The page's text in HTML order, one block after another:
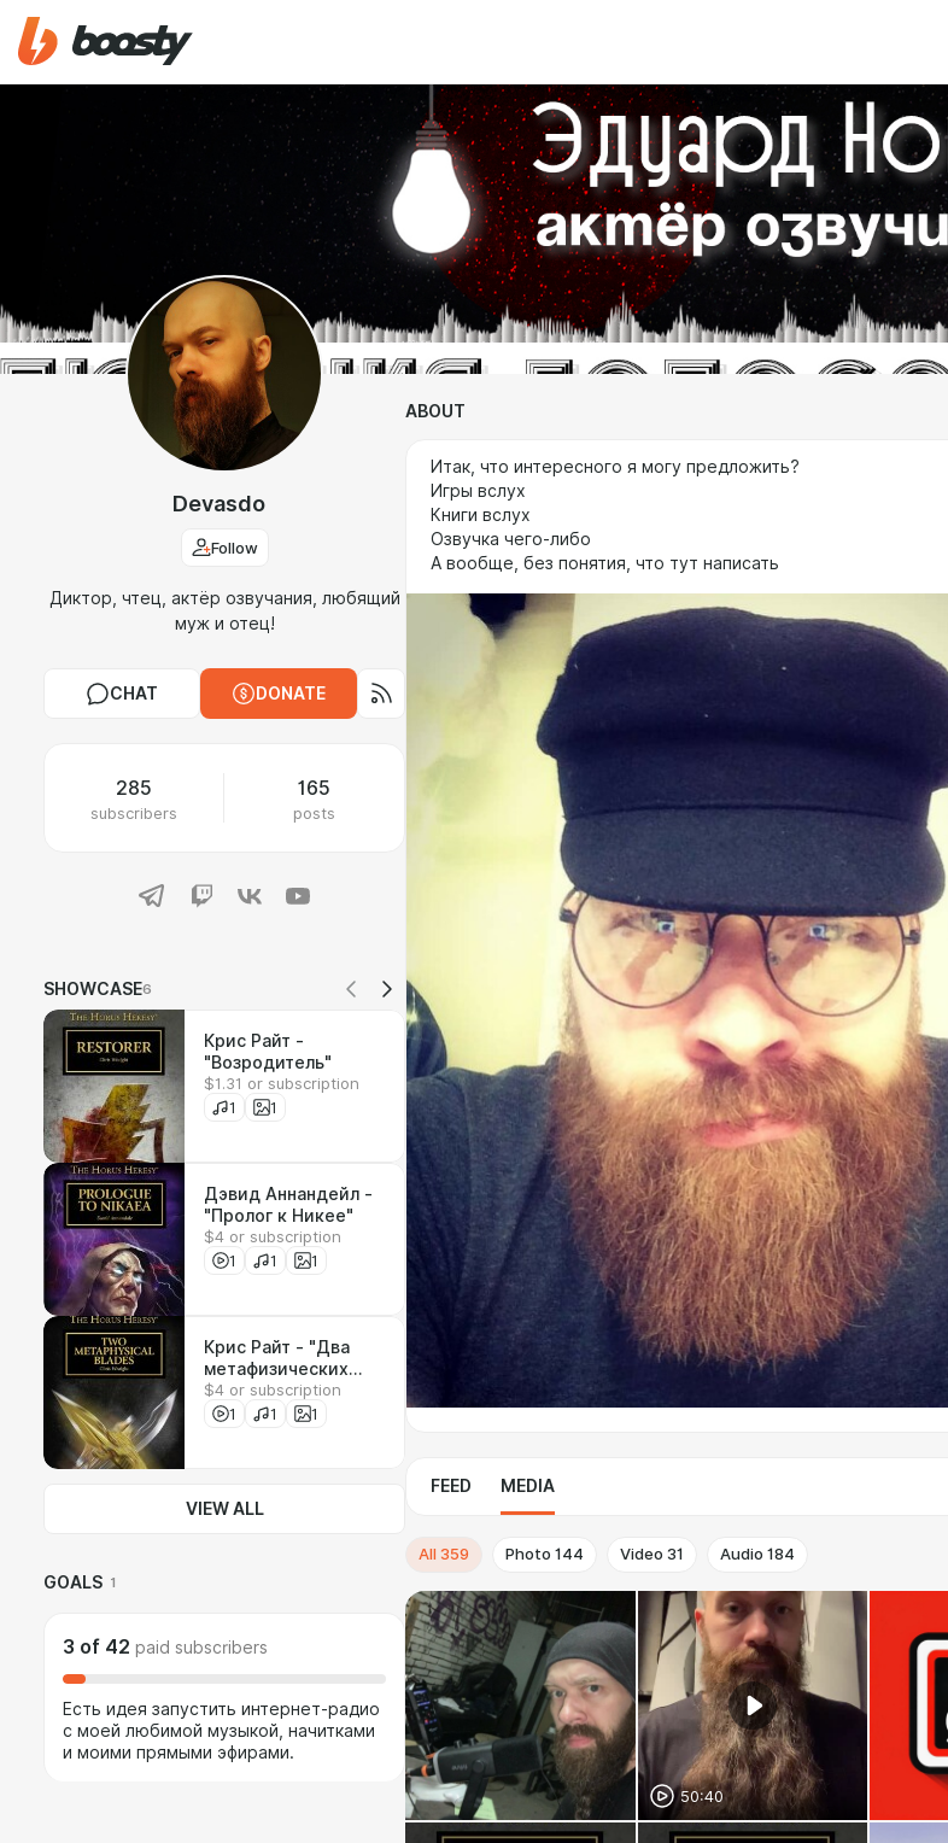
Devasdo
Follow
Диктор, чтец, актёр озвучания, любящий
муж и отец!
CHAT DONATE
285
subscribers
165
posts
SHOWCASE6
Крис Райт -
"Возродитель"
$1.31 or subscription
1
1
Дэвид Аннандейл -
"Пролог к Никее"
$4 or subscription
1
1 1
Крис Райт - "Два
метафизических
клинка"
$4 or subscription
1
1 1
VIEW ALL
GOALS 1
3 of 42 paid subscribers
Есть идея запустить интернет-радио
с моей любимой музыкой, начитками
и моими прямыми эфирами.
ABOUT
Итак, что интересного я могу предложить?
Игры вслух
Книги вслух
Озвучка чего-либо
А вообще, без понятия, что тут написать
FEED MEDIA
All 359 Photo 144 Video 31 Audio 184
50:40